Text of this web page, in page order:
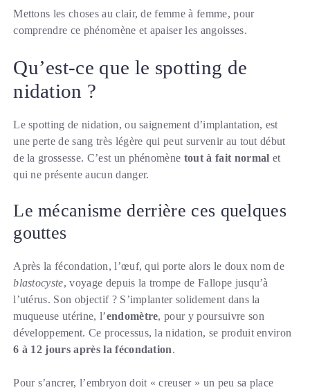
Mettons les choses au clair, de femme à femme, pour
comprendre ce phénomène et apaiser les angoisses.
Qu’est-ce que le spotting de
nidation ?
Le spotting de nidation, ou saignement d’implantation, est
une perte de sang très légère qui peut survenir au tout début
de la grossesse. C’est un phénomène tout à fait normal et
qui ne présente aucun danger.
Le mécanisme derrière ces quelques
gouttes
Après la fécondation, l’œuf, qui porte alors le doux nom de
blastocyste, voyage depuis la trompe de Fallope jusqu’à
l’utérus. Son objectif ? S’implanter solidement dans la
muqueuse utérine, l’endomètre, pour y poursuivre son
développement. Ce processus, la nidation, se produit environ
6 à 12 jours après la fécondation.
Pour s’ancrer, l’embryon doit « creuser » un peu sa place